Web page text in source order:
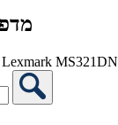
מדפסת לייזר שחור לבן Lexmark MS321DN